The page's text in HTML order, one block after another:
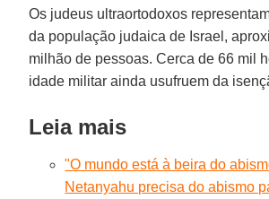
Os judeus ultraortodoxos
da população judaica de Israel,
milhão de pessoas. Cerca de 66 mil
idade militar ainda usufruem da
Leia mais
"O mundo está à beira do
Netanyahu precisa do abismo